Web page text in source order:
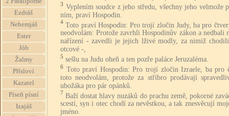
Ezdráš
Nehemjáš
Ester
Jób
Žalmy
Přísloví
Kazatel
Píseň písní
Izajáš
3 Vyplením soudce z jeho středu, všechny jeho velmože
ním, praví Hospodin.
4 Toto praví Hospodin: Pro trojí zločin Judy, ba pro
neodvolám: Protože zavrhli Hospodinův zákon a nedbali
nařízení - zavedli je jejich lživé modly, za nimiž
otcové -,
5 sešlu na Judu oheň a ten pozře paláce Jeruzaléma.
6 Toto praví Hospodin: Pro trojí zločin Izraele, ba pro
toto neodvolám, protože za stříbro prodávají
ubožáka pro pár opánků.
7 Baží dostat hlavy nuzáků do prachu země, pokorné
scestí, syn i otec chodí za nevěstkou, a tak znesvěcují
jméno.